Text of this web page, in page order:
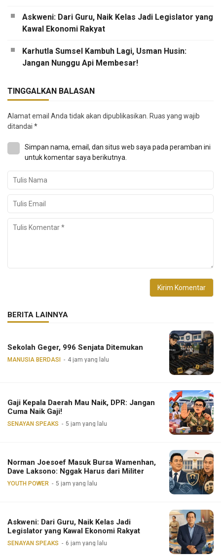
Askweni: Dari Guru, Naik Kelas Jadi Legislator yang
Kawal Ekonomi Rakyat
Karhutla Sumsel Kambuh Lagi, Usman Husin:
Jangan Nunggu Api Membesar!
TINGGALKAN BALASAN
Alamat email Anda tidak akan dipublikasikan. Ruas yang wajib
ditandai *
Simpan nama, email, dan situs web saya pada peramban ini
untuk komentar saya berikutnya.
BERITA LAINNYA
Sekolah Geger, 996 Senjata Ditemukan
MANUSIA BERDASI 4 jam yang lalu
Gaji Kepala Daerah Mau Naik, DPR: Jangan
Cuma Naik Gaji!
SENAYAN SPEAKS 5 jam yang lalu
Norman Joesoef Masuk Bursa Wamenhan,
Dave Laksono: Nggak Harus dari Militer
YOUTH POWER 5 jam yang lalu
Askweni: Dari Guru, Naik Kelas Jadi
Legislator yang Kawal Ekonomi Rakyat
SENAYAN SPEAKS 6 jam yang lalu